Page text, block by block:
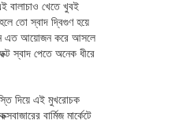
বালাচাও খেতে খুবই
তো স্বাদ দ্বিগুণ হয়ে
এত আয়োজন করে আসলে
স্বাদ পেতে অনেক ধীরে
দিয়ে এই মুখরোচক
বার্মিজ মার্কেটে